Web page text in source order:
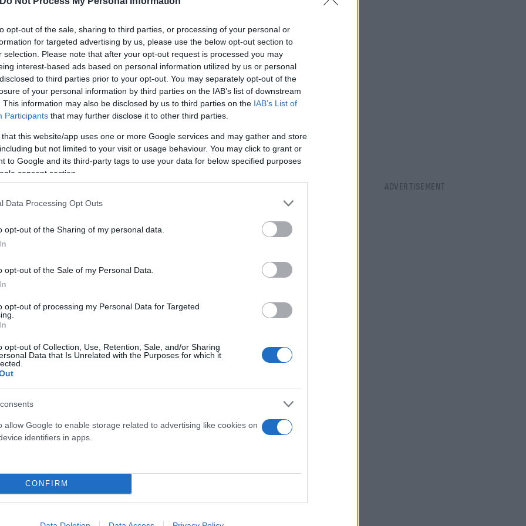
opt-out of the sale, sharing to third parties, or processing of your personal or
for targeted advertising by us, please use the below opt-out section to
selection. Please note that after your opt-out request is processed you may
interest-based ads based on personal information utilized by us or personal
to third parties prior to your opt-out. You may separately opt-out of the
of your personal information by third parties on the IAB’s list of downstream
This information may also be disclosed by us to third parties on the IAB’s List of
Participants that may further disclose it to other third parties.
that this website/app uses one or more Google services and may gather and store
but not limited to your visit or usage behaviour. You may click to grant or
to Google and its third-party tags to use your data for below specified purposes
consent section.
Data Processing Opt Outs
opt-out of the Sharing of my personal data.
opt-out of the Sale of my Personal Data.
opt-out of processing my Personal Data for Targeted
opt-out of Collection, Use, Retention, Sale, and/or Sharing
Data that Is Unrelated with the Purposes for which it
allow Google to enable storage related to advertising like cookies on
identifiers in apps.
CONFIRM
Ικαρίας)
του Υπουργείου Κλιματικής Κρίσης &
εμπλεκόμενες κρατικές υπηρεσίες, καθώς και τις
ώστε να βρίσκονται σε αυξημένη ετοιμότητα πολιτικής
επεισόδια πυρκαγιών.
συνιστά στους πολίτες να είναι ιδιαίτερα προσεκτικοί και
να προκαλέσουν πυρκαγιά από αμέλεια, όπως το κάψιμο
η χρήση μηχανημάτων που προκαλούν σπινθήρες όπως
ψησταριών, το κάπνισμα μελισσών, η ρίψη αναμμένων
της αντιπυρικής περιόδου απαγορεύεται η καύση των
παρακαλούνται να ειδοποιήσουν αμέσως την Πυροσβεστική
από τους κινδύνους των δασικών πυρκαγιών, οι
Γραμματείας Πολιτικής Προστασίας στην ηλεκτρονική